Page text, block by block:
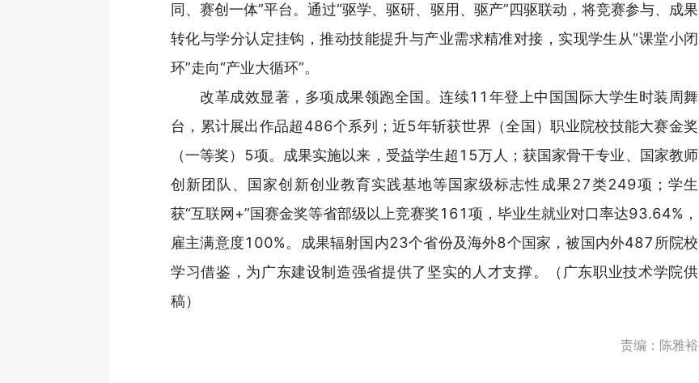
同、赛创一体”平台。通过“驱学、驱研、驱用、驱产”四驱联动，将竞赛参与、成果
转化与学分认定挂钩，推动技能提升与产业需求精准对接，实现学生从“课堂小闭
环”走向“产业大循环”。
改革成效显著，多项成果领跑全国。连续11年登上中国国际大学生时装周舞
台，累计展出作品超486个系列；近5年斩获世界（全国）职业院校技能大赛金奖
（一等奖）5项。成果实施以来，受益学生超15万人；获国家骨干专业、国家教师
创新团队、国家创新创业教育实践基地等国家级标志性成果27类249项；学生
获“互联网+”国赛金奖等省部级以上竞赛奖161项，毕业生就业对口率达93.64%，
雇主满意度100%。成果辐射国内23个省份及海外8个国家，被国内外487所院校
学习借鉴，为广东建设制造强省提供了坚实的人才支撑。（广东职业技术学院供
稿）
责编：陈雅裕